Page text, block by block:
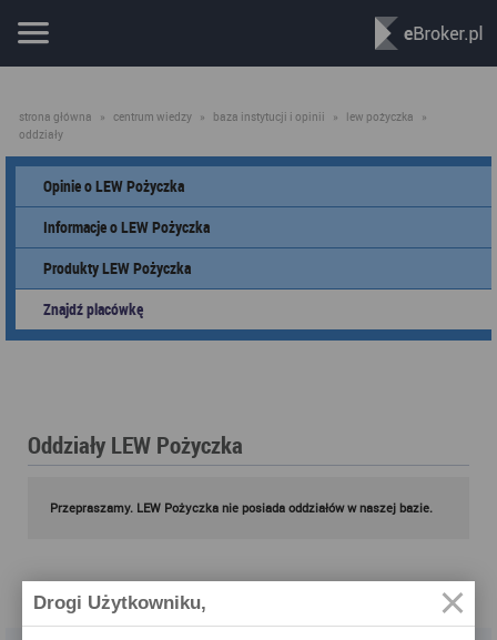
strona główna » centrum wiedzy » baza instytucji i opinii » lew pożyczka
»
oddziały
Opinie o LEW Pożyczka
Informacje o LEW Pożyczka
Produkty LEW Pożyczka
Znajdź placówkę
Oddziały LEW Pożyczka
Przepraszamy. LEW Pożyczka nie posiada oddziałów w naszej bazie.
Drogi Użytkowniku,